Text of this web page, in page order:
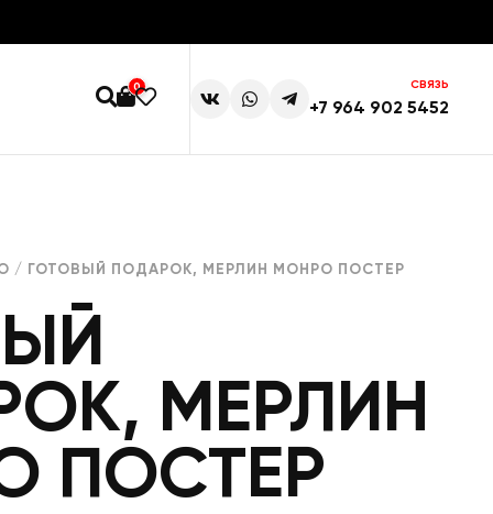
0 СВЯЗЬ
+7 964 902 5452
/ ГОТОВЫЙ ПОДАРОК, МЕРЛИН МОНРО ПОСТЕР
МЕРЛИН
ПОСТЕР